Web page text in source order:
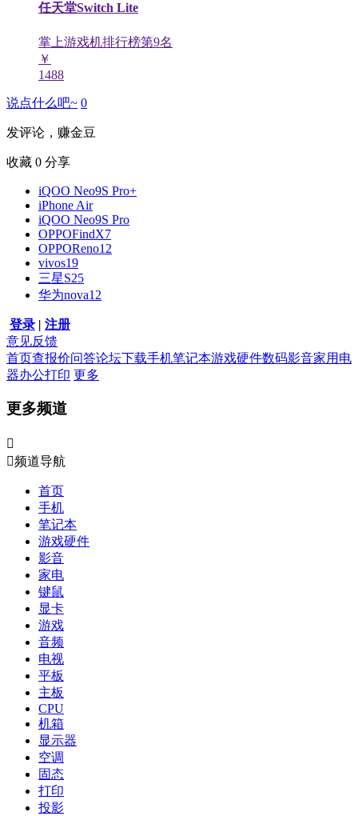
任天堂Switch Lite
掌上游戏机排行榜第9名
￥
1488
说点什么吧~ 0
发评论，赚金豆
收藏 0 分享
iQOO Neo9S Pro+
iPhone Air
iQOO Neo9S Pro
OPPOFindX7
OPPOReno12
vivos19
三星S25
华为nova12
登录 | 注册
意见反馈
首页查报价问答论坛下载手机笔记本游戏硬件数码影音家用电
器办公打印 更多
更多频道

频道导航
首页
手机
笔记本
游戏硬件
影音
家电
键鼠
显卡
游戏
音频
电视
平板
主板
CPU
机箱
显示器
空调
固态
打印
投影